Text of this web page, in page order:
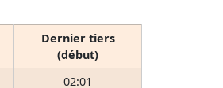
Dernier tiers
(début)
02:01